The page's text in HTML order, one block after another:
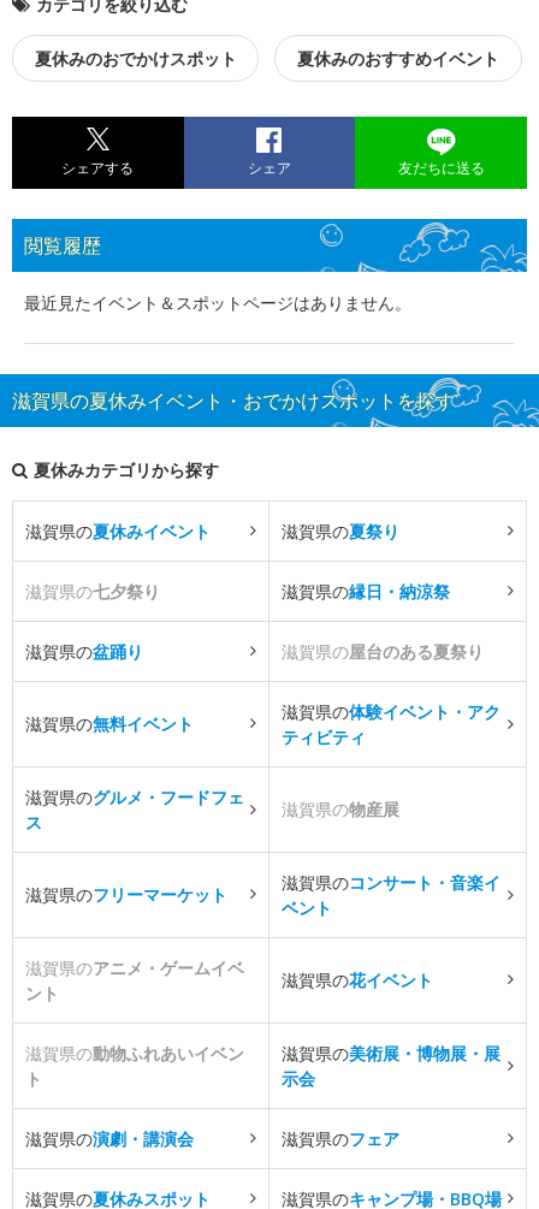
夏休みのおでかけスポット 夏休みのおすすめイベント
シェアする シェア 友だちに送る
閲覧履歴
最近見たイベント＆スポットページはありません。
滋賀県の夏休みイベント・おでかけスポットを探す
夏休みカテゴリから探す
滋賀県の夏休みイベント 滋賀県の夏祭り
滋賀県の七夕祭り 滋賀県の縁日・納涼祭
滋賀県の盆踊り 滋賀県の屋台のある夏祭り
滋賀県の無料イベント
滋賀県の体験イベント・アク
ティビティ
滋賀県のグルメ・フードフェ
ス
滋賀県の物産展
滋賀県のフリーマーケット
滋賀県のコンサート・音楽イ
ベント
滋賀県のアニメ・ゲームイベ
ント
滋賀県の花イベント
滋賀県の動物ふれあいイベン
ト
滋賀県の美術展・博物展・展
示会
滋賀県の演劇・講演会 滋賀県のフェア
滋賀県の夏休みスポット 滋賀県のキャンプ場・BBQ場